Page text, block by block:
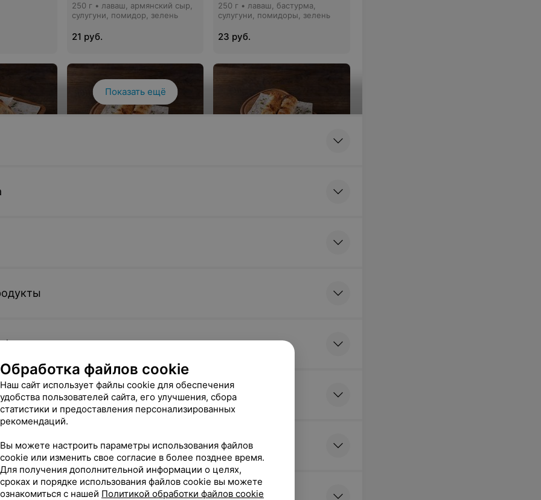
250 г • лаваш, армянский сыр,
сулугуни, помидор, зелень
21 руб.
250 г • лаваш, бастурма,
сулугуни, помидоры, зелень
23 руб.
Показать ещё
Обработка файлов cookie
Наш сайт использует файлы cookie для обеспечения
удобства пользователей сайта, его улучшения, сбора
статистики и предоставления персонализированных
рекомендаций.
Вы можете настроить параметры использования файлов
cookie или изменить свое согласие в более позднее время.
Для получения дополнительной информации о целях,
сроках и порядке использования файлов cookie вы можете
ознакомиться с нашей Политикой обработки файлов cookie